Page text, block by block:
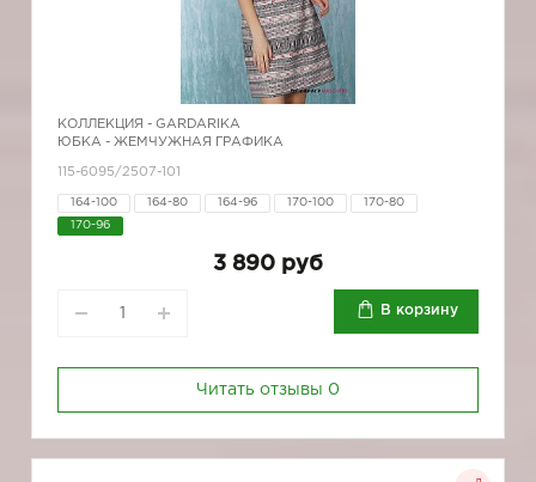
КОЛЛЕКЦИЯ - GARDARIKA
ЮБКА - ЖЕМЧУЖНАЯ ГРАФИКА
115-6095/2507-101
164-100 164-80 164-96 170-100 170-80
170-96
3 890 руб
В корзину
Читать отзывы 0